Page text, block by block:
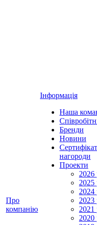
Про
компанію
Інформація
Наша
Бренди
Новини
нагороди
Проекти
2026
2025
2024
2023
2021
2020